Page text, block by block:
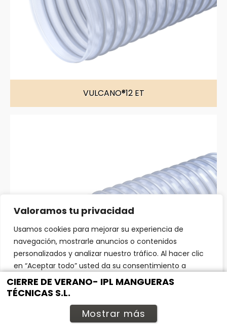
Valoramos tu privacidad
Usamos cookies para mejorar su experiencia de
navegación, mostrarle anuncios o contenidos
personalizados y analizar nuestro tráfico. Al hacer clic
en “Aceptar todo” usted da su consentimiento a
nuestro uso de las cookies.
Rechazar todo Aceptar todo
VULCANO®12 ET
CIERRE DE VERANO- IPL MANGUERAS
TÉCNICAS S.L.
Mostrar más